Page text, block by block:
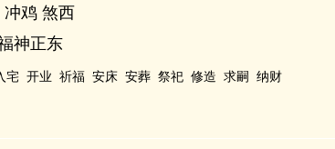
冲鸡 煞西
神正东
宅 开业 祈福 安床 安葬 祭祀 修造 求嗣 纳财